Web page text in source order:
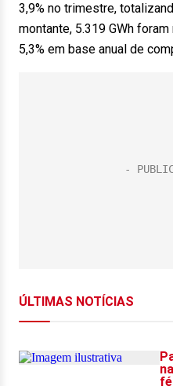
3,9% no trimestre,
montante, 5.319 GWh
5,3% em base anual de